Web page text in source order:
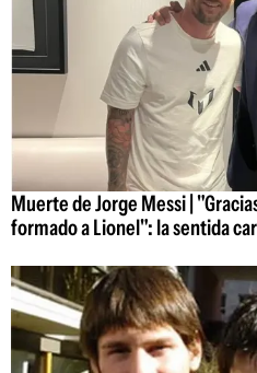
Muerte de Jorge Messi |
formado a Lionel": la sentida